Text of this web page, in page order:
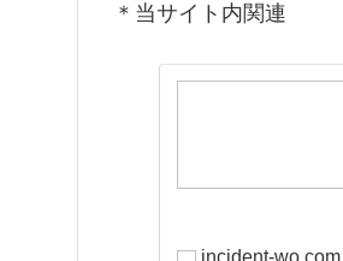
＊当サイト内関連